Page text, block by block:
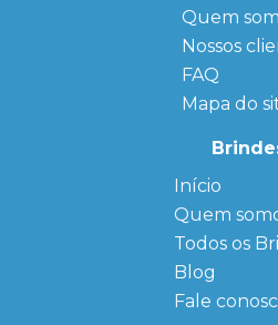
Quem
Nossos
FAQ
Mapa do
Início
Quem
← Back
FAQ
Sitemap
Todos os
← Back
Blog
Fale